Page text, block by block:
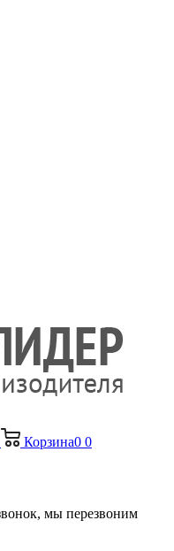
Корзина0 0
мы перезвоним